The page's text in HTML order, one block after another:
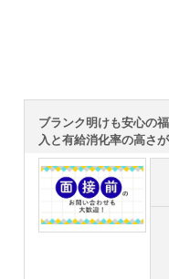
ブランク明けも安心の
入と有給消化率の高さ